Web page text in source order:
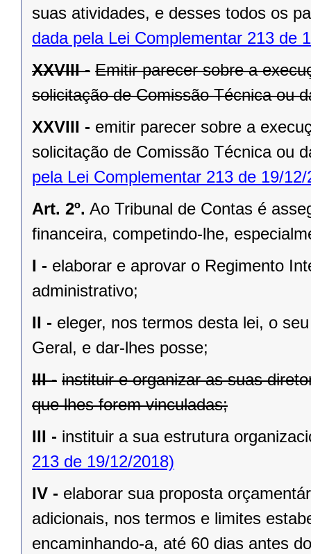
suas atividades, e desses todos os
dada pela Lei Complementar 213 de
XXVIII - Emitir parecer sobre a
solicitação de Comissão Técnica ou
XXVIII - emitir parecer sobre a
solicitação de Comissão Técnica ou
pela Lei Complementar 213 de 19/12/
Art. 2º. Ao Tribunal de Contas é
financeira, competindo-lhe,
I - elaborar e aprovar o Regimento
administrativo;
II - eleger, nos termos desta lei, o
Geral, e dar-lhes posse;
III - instituir e organizar as suas
que lhes forem vinculadas;
III - instituir a sua estrutura
213 de 19/12/2018)
IV - elaborar sua proposta
adicionais, nos termos e limites
encaminhando-a, até 60 dias antes